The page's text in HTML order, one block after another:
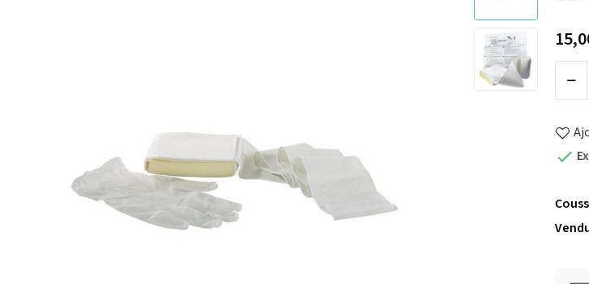
